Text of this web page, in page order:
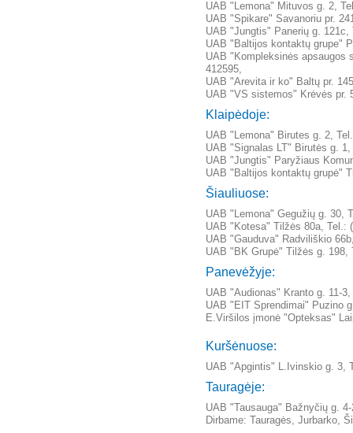
UAB "Lemona" Mituvos g. 2,
UAB "Spikare" Savanoriu pr.
UAB "Jungtis" Panerių g. 121c,
UAB "Baltijos kontaktų grupe"
UAB "Kompleksinės apsaugos
412595,
UAB "Arevita ir ko" Baltų pr.
UAB "VS sistemos" Krėvės pr.
Klaipėdoje:
UAB "Lemona" Birutes g. 2,
UAB "Signalas LT" Birutės g. 1,
UAB "Jungtis" Paryžiaus
UAB "Baltijos kontaktų grupė"
Šiauliuose:
UAB "Lemona" Gegužių g. 30,
UAB "Kotesa" Tilžės 80a, Tel.:
UAB "Gauduva" Radviliškio
UAB "BK Grupė" Tilžės g. 198,
Panevėžyje:
UAB "Audionas" Kranto g. 11-
UAB "EIT Sprendimai" Puzino
E.Viršilos įmonė "Opteksas"
Kuršėnuose:
UAB "Apgintis" L.Ivinskio g. 3,
Tauragėje:
UAB "Tausauga" Bažnyčių g.
Dirbame: Tauragės, Jurbarko,